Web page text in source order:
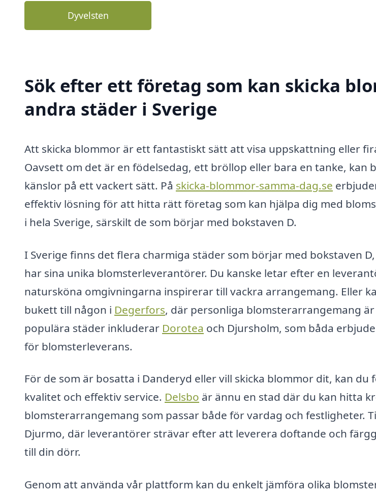
Dyvelsten
Sök efter ett företag som kan skicka
andra städer i Sverige
Att skicka blommor är ett fantastiskt sätt att visa uppskattning eller
Oavsett om det är en födelsedag, ett bröllop eller bara en tanke, kan
känslor på ett vackert sätt. På skicka-blommor-samma-dag.se
effektiv lösning för att hitta rätt företag som kan hjälpa dig med
i hela Sverige, särskilt de som börjar med bokstaven D.
I Sverige finns det flera charmiga städer som börjar med bokstaven
har sina unika blomsterleverantörer. Du kanske letar efter en
natursköna omgivningarna inspirerar till vackra arrangemang. Eller
bukett till någon i Degerfors, där personliga blomsterarrangemang
populära städer inkluderar Dorotea och Djursholm, som båda
för blomsterleverans.
För de som är bosatta i Danderyd eller vill skicka blommor dit, kan du
kvalitet och effektiv service. Delsbo är ännu en stad där du kan hitta
blomsterarrangemang som passar både för vardag och festligheter.
Djurmo, där leverantörer strävar efter att leverera doftande och
till din dörr.
Genom att använda vår plattform kan du enkelt jämföra olika